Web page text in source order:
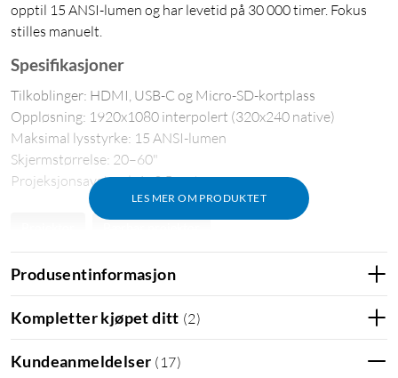
opptil 15 ANSI-lumen og har levetid på 30 000 timer. Fokus
stilles manuelt.
LES MER OM PRODUKTET
Spesifikasjoner
Tilkoblinger: HDMI, USB-C og Micro-SD-kortplass
Oppløsning: 1920x1080 interpolert (320x240 native)
Maksimal lysstyrke: 15 ANSI-lumen
Skjermstørrelse: 20–60"
Projeksjonsavstand: 1–2,5 meter
Produsentinformasjon
Kompletter kjøpet ditt (2)
Kundeanmeldelser ( 17)